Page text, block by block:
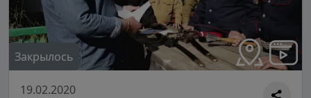
Закрылось
19.02.2020